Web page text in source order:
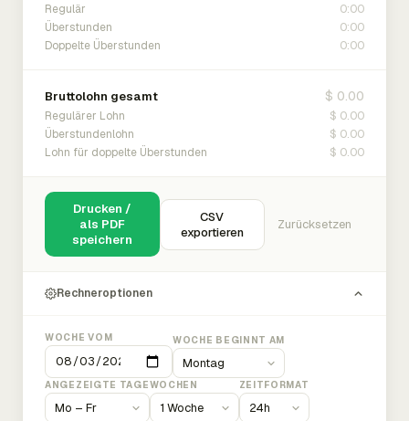
Regulär 0:00
Überstunden 0:00
Doppelte Überstunden 0:00
Bruttolohn gesamt $ 0.00
Regulärer Lohn $ 0.00
Überstundenlohn $ 0.00
Lohn für doppelte Überstunden $ 0.00
Drucken /
als PDF
speichern
CSV
exportieren
Zurücksetzen
Rechneroptionen
WOCHE VOM WOCHE BEGINNT AM
ANGEZEIGTE TAGEWOCHEN ZEITFORMAT